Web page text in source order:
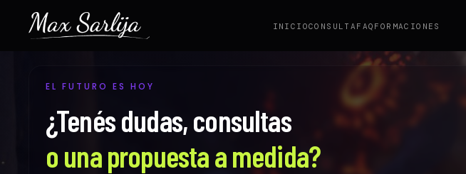
INICIOCONSULTA FAQ FORMACIONES
EL FUTURO ES HOY
¿Tenés dudas, consultas
o una propuesta a medida?